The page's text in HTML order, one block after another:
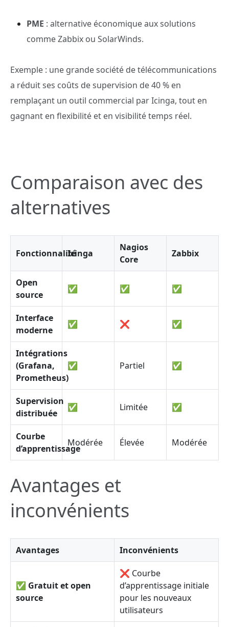
PME : alternative économique aux solutions
comme Zabbix ou SolarWinds.
Exemple : une grande société de télécommunications
a réduit ses coûts de supervision de 40 % en
remplaçant un outil commercial par Icinga, tout en
gagnant en flexibilité et en visibilité temps réel.
Comparaison avec des
alternatives
FonctionnalitéIcinga
Nagios
Core
Zabbix
Open
source
✅ ✅ ✅
Interface
moderne
✅ ❌ ✅
Intégrations
(Grafana,
Prometheus)
✅ Partiel ✅
Supervision
distribuée
✅ Limitée ✅
Courbe
d’apprentissage
Modérée Élevée Modérée
Avantages et
inconvénients
Avantages Inconvénients
✅ Gratuit et open
source
❌ Courbe
d’apprentissage initiale
pour les nouveaux
utilisateurs